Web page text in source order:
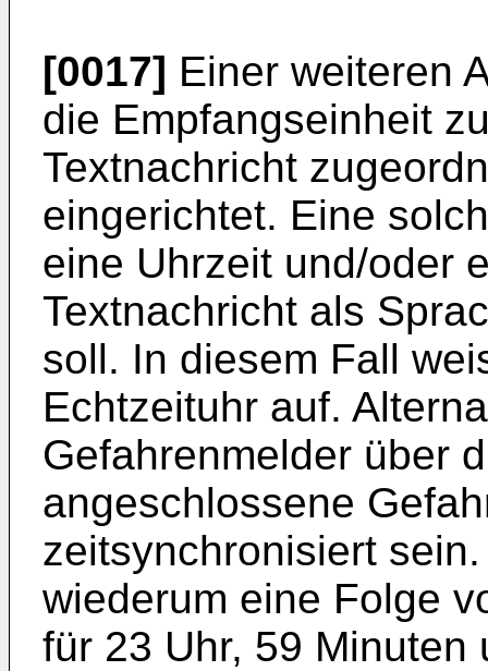
[0017] Einer weiteren
die Empfangseinheit
Textnachricht
eingerichtet. Eine
eine Uhrzeit und/oder
Textnachricht als
soll. In diesem Fall
Echtzeituhr auf.
Gefahrenmelder über
angeschlossene
zeitsynchronisiert
wiederum eine Folge
für 23 Uhr, 59 Minuten